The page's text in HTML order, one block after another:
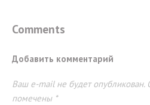
Comments
Добавить комментарий
Ваш e-mail не будет опубликован.
помечены *